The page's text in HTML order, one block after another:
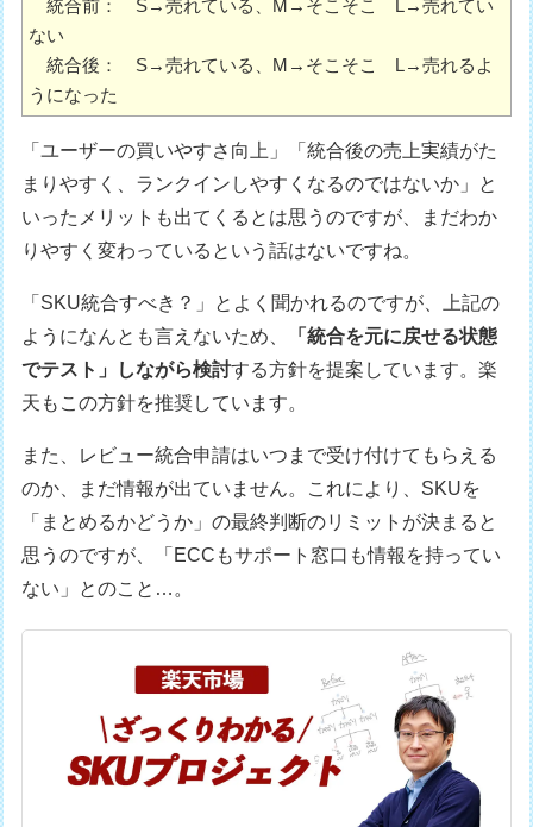
統合前：　S→売れている、M→そこそこ　L→売れてい
ない
統合後：　S→売れている、M→そこそこ　L→売れるよ
うになった
「ユーザーの買いやすさ向上」「統合後の売上実績がた
まりやすく、ランクインしやすくなるのではないか」と
いったメリットも出てくるとは思うのですが、まだわか
りやすく変わっているという話はないですね。
「SKU統合すべき？」とよく聞かれるのですが、上記の
ようになんとも言えないため、
「統合を元に戻せる状態
でテスト」しながら検討する方針を提案しています。楽
天もこの方針を推奨しています。
また、レビュー統合申請はいつまで受け付けてもらえる
のか、まだ情報が出ていません。これにより、SKUを
「まとめるかどうか」の最終判断のリミットが決まると
思うのですが、「ECCもサポート窓口も情報を持ってい
ない」とのこと…。